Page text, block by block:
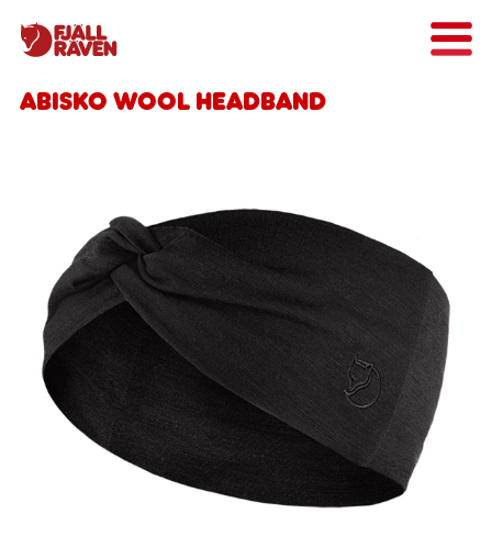
Abisko Wool Headband